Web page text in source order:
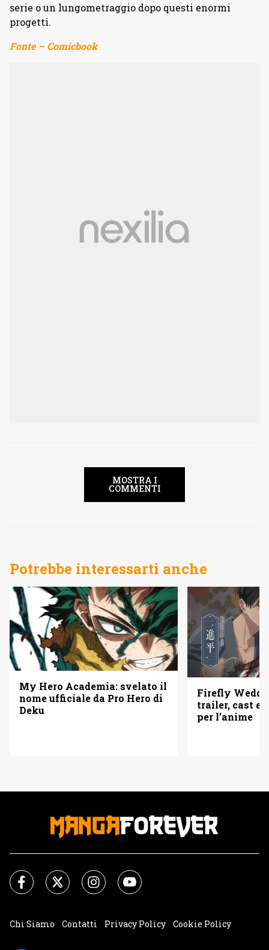
serie o un lungometraggio dopo questi enormi
progetti.
Fonte – Comicbook
MOSTRA I
COMMENTI
Potrebbe interessarti anche
My Hero Academia: svelato il
nome ufficiale da Pro Hero di
Deku
Firefly
trailer, cast e
per l’anime
Chi Siamo Contatti Privacy Policy
Cookie Policy